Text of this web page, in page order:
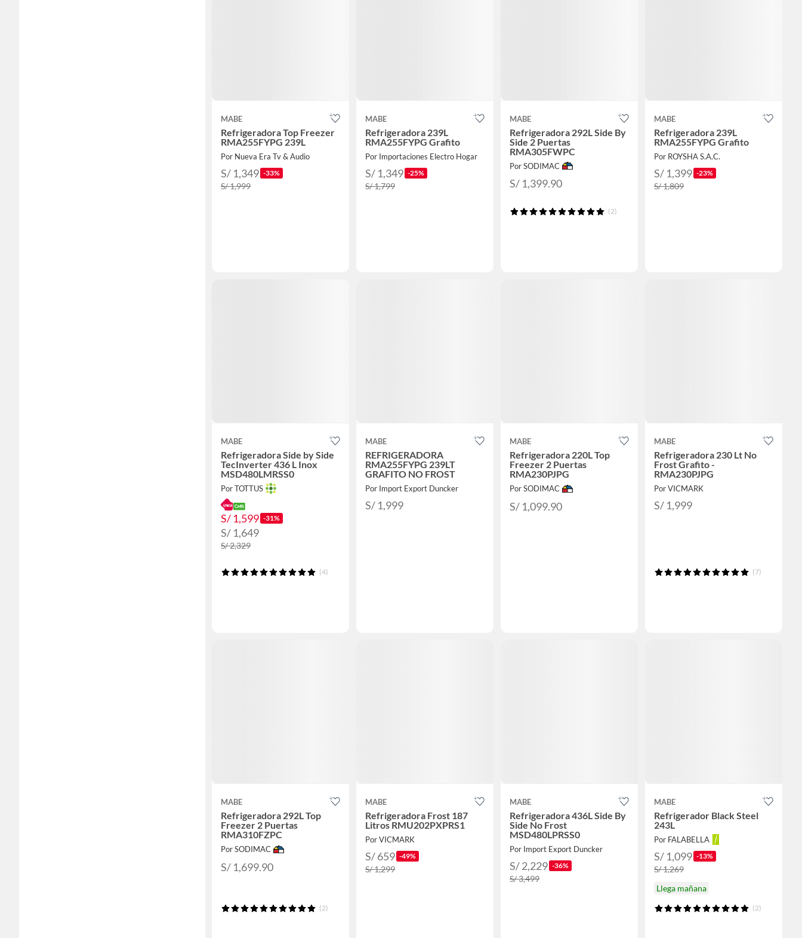
MABE
Refrigeradora Top Freezer
RMA255FYPG 239L
Por Nueva Era Tv & Audio
S/ 1,349 -33%
S/ 1,999
MABE
Refrigeradora 239L
RMA255FYPG Grafito
Por Importaciones Electro Hogar
S/ 1,349 -25%
S/ 1,799
MABE
Refrigeradora 292L Side By
Side 2 Puertas
RMA305FWPC
Por SODIMAC
S/ 1,399.90
(2)
MABE
Refrigeradora 239L
RMA255FYPG Grafito
Por ROYSHA S.A.C.
S/ 1,399 -23%
S/ 1,809
MABE
Refrigeradora Side by Side
TecInverter 436 L Inox
MSD480LMRSS0
Por TOTTUS
S/ 1,599 -31%
S/ 1,649
S/ 2,329
(4)
MABE
REFRIGERADORA
RMA255FYPG 239LT
GRAFITO NO FROST
Por Import Export Duncker
S/ 1,999
MABE
Refrigeradora 220L Top
Freezer 2 Puertas
RMA230PJPG
Por SODIMAC
S/ 1,099.90
MABE
Refrigeradora 230 Lt No
Frost Grafito -
RMA230PJPG
Por VICMARK
S/ 1,999
(7)
MABE
Refrigeradora 292L Top
Freezer 2 Puertas
RMA310FZPC
Por SODIMAC
S/ 1,699.90
(2)
MABE
Refrigeradora Frost 187
Litros RMU202PXPRS1
Por VICMARK
S/ 659 -49%
S/ 1,299
MABE
Refrigeradora 436L Side By
Side No Frost
MSD480LPRSS0
Por Import Export Duncker
S/ 2,229 -36%
S/ 3,499
MABE
Refrigerador Black Steel
243L
Por FALABELLA
S/ 1,099 -13%
S/ 1,269
Llega mañana
(2)